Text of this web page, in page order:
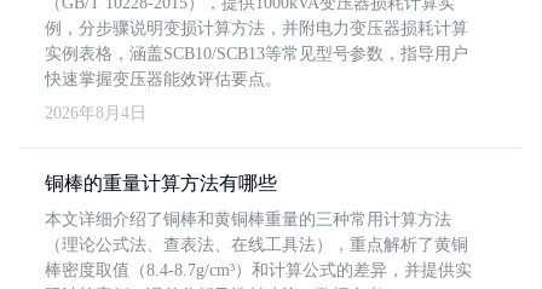
例，分步骤说明变损计算方法，并附电力变压器损耗计算
实例表格，涵盖SCB10/SCB13等常见型号参数，指导用户
快速掌握变压器能效评估要点。
2026年8月4日
铜棒的重量计算方法有哪些
本文详细介绍了铜棒和黄铜棒重量的三种常用计算方法
（理论公式法、查表法、在线工具法），重点解析了黄铜
棒密度取值（8.4-8.7g/cm³）和计算公式的差异，并提供实